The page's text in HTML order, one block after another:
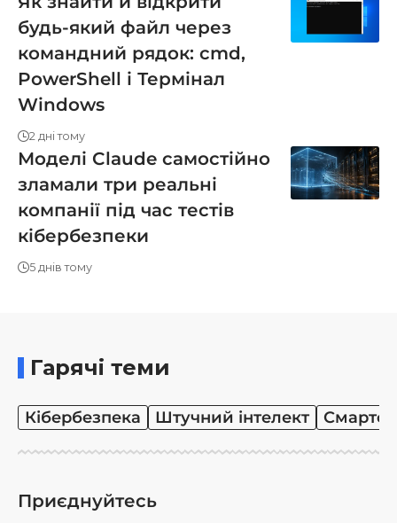
будь-який файл через
командний рядок: cmd,
PowerShell і Термінал
Windows
2 дні тому
Моделі Claude самостійно
зламали три реальні
компанії під час тестів
кібербезпеки
5 днів тому
Гарячі теми
Кібербезпека Штучний інтелект
Приєднуйтесь